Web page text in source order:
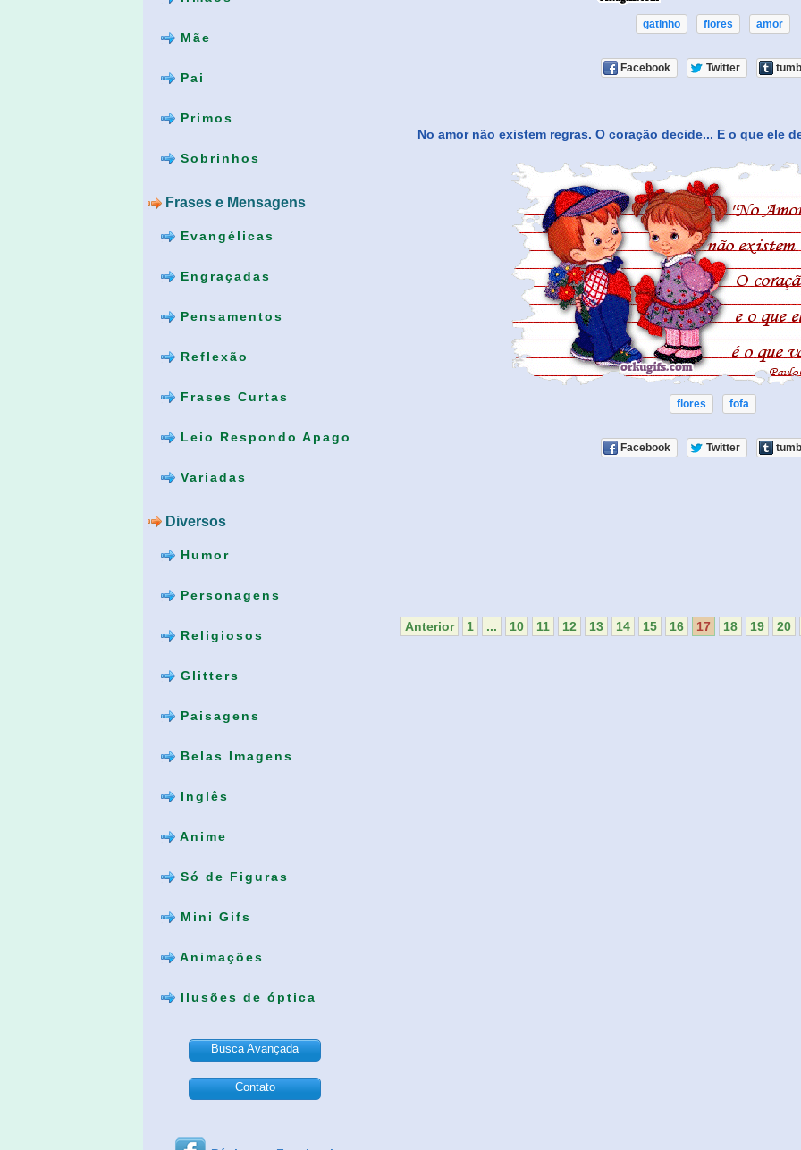
Mãe
Pai
Primos
Sobrinhos
Frases e Mensagens
Evangélicas
Engraçadas
Pensamentos
Reflexão
Frases Curtas
Leio Respondo Apago
Variadas
Diversos
Humor
Personagens
Religiosos
Glitters
Paisagens
Belas Imagens
Inglês
Anime
Só de Figuras
Mini Gifs
Animações
Ilusões de óptica
Busca Avançada
Contato
gatinho flores amor
Facebook Twitter
No amor não existem regras. O coração decide... E o que ele
flores fofa
Facebook Twitter
Anterior 1 ... 10 11 12 13 14 15 16 17 18 19 20